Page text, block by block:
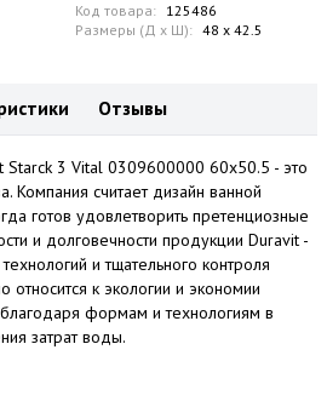
Код товара: 125486
Размеры (Д x Ш): 48 x 42.5
Отзывы
Starck 3 Vital 0309600000 60x50.5 - это
Компания считает дизайн ванной
готов удовлетворить претенциозные
и долговечности продукции Duravit -
и тщательного контроля
относится к экологии и экономии
формам и технологиям в
затрат воды.